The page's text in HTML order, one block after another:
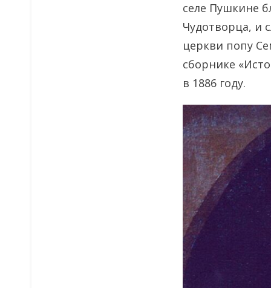
селе Пушкине
Чудотворца, и
церкви попу
сборнике
в 1886 году.